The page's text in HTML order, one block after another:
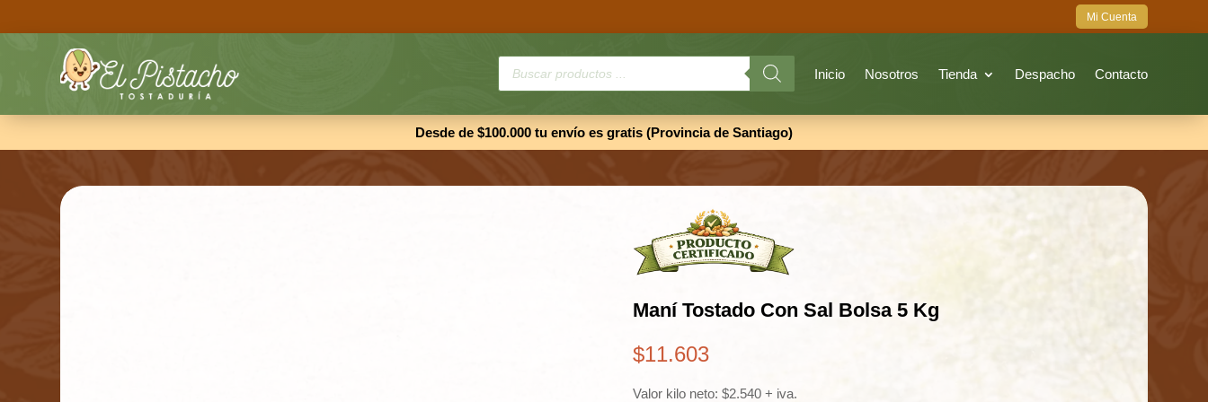
Mi Cuenta
Búsqueda
productos
Inicio Nosotros Tienda Despacho Contacto
Desde de $100.000 tu envío es gratis (Provincia de Santiago)
Maní Tostado Con Sal Bolsa 5 Kg
$11.603
Valor kilo neto: $2.540 + iva.